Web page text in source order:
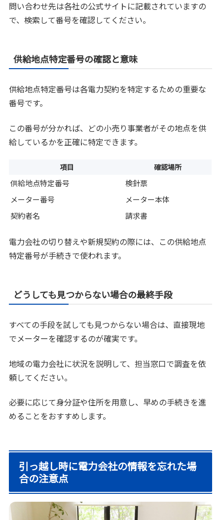
問い合わせ先は各社の公式サイトに記載されていますの
で、検索して番号を確認してください。
供給地点特定番号の確認と意味
供給地点特定番号は各電力契約を特定するための重要な
番号です。
この番号が分かれば、どの小売り事業者がその地点を供
給しているかを正確に特定できます。
項目 確認場所
供給地点特定番号
検針票
メーター番号
メーター本体
契約者名
請求書
電力会社の切り替えや新規契約の際には、この供給地点
特定番号が手続きで使われます。
どうしても見つからない場合の最終手段
すべての手段を試しても見つからない場合は、直接現地
でメーターを確認するのが確実です。
地域の電力会社に状況を説明して、担当窓口で調査を依
頼してください。
必要に応じて身分証や住所を用意し、早めの手続きを進
めることをおすすめします。
引っ越し時に電力会社の情報を忘れた場
合の注意点